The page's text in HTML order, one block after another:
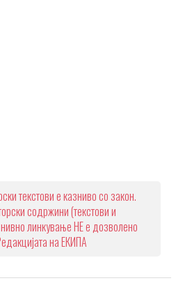
текстови е казниво со закон.
содржини (текстови и
линкување НЕ е дозволено
на ЕКИПА